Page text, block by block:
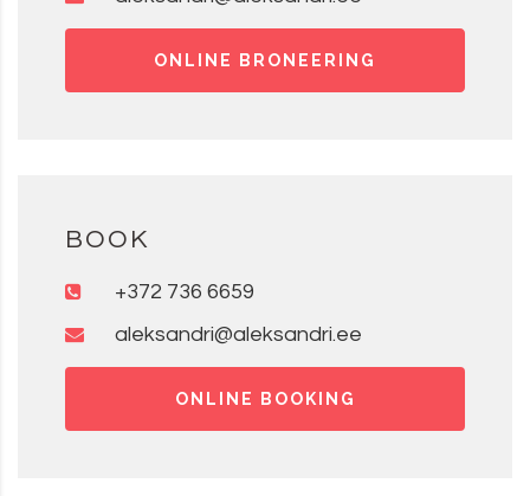
ONLINE BRONEERING
BOOK
+372 736 6659
aleksandri@aleksandri.ee
ONLINE BOOKING